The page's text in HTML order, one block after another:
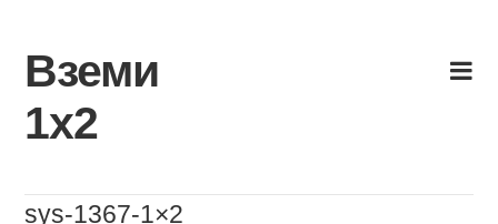
content
Вземи
1х2
sys-1367-1×2